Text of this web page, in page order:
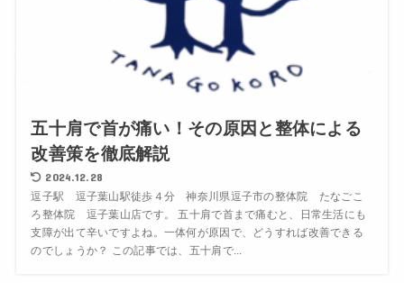
五十肩で首が痛い！その原因と整体による
改善策を徹底解説
2024.12.28
逗子駅 逗子葉山駅徒歩４分 神奈川県逗子市の整体院 たなごこ
ろ整体院 逗子葉山店です。 五十肩で首まで痛むと、日常生活にも
支障が出て辛いですよね。一体何が原因で、どうすれば改善できる
のでしょうか？ この記事では、五十肩で...